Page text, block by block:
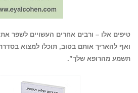
טיפים אלו – ורבים אחרים העשויים לשפר את
ואף להאריך אותם בטוב, תוכלו למצוא
תשמע מהרופא שלך”.